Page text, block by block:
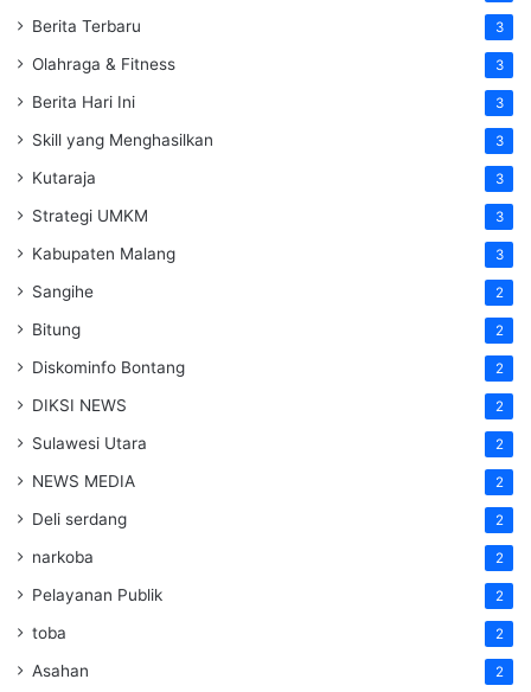
Berita Terbaru 3
Olahraga & Fitness 3
Berita Hari Ini 3
Skill yang Menghasilkan 3
Kutaraja 3
Strategi UMKM 3
Kabupaten Malang 3
Sangihe 2
Bitung 2
Diskominfo Bontang 2
DIKSI NEWS 2
Sulawesi Utara 2
NEWS MEDIA 2
Deli serdang 2
narkoba 2
Pelayanan Publik 2
toba 2
Asahan 2